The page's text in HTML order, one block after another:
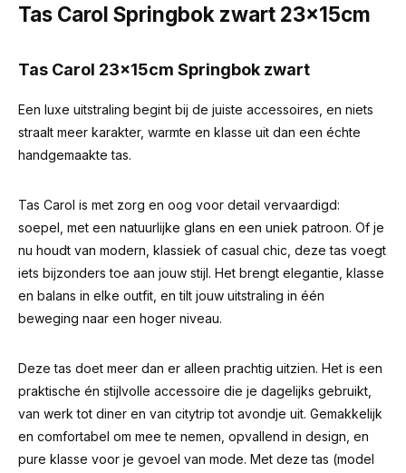
Tas Carol Springbok zwart 23x15cm
Tas Carol 23x15cm Springbok zwart
Een luxe uitstraling begint bij de juiste accessoires, en niets
straalt meer karakter, warmte en klasse uit dan een échte
handgemaakte tas.
Tas Carol is met zorg en oog voor detail vervaardigd:
soepel, met een natuurlijke glans en een uniek patroon. Of je
nu houdt van modern, klassiek of casual chic, deze tas voegt
iets bijzonders toe aan jouw stijl. Het brengt elegantie, klasse
en balans in elke outfit, en tilt jouw uitstraling in één
beweging naar een hoger niveau.
Deze tas doet meer dan er alleen prachtig uitzien. Het is een
praktische én stijlvolle accessoire die je dagelijks gebruikt,
van werk tot diner en van citytrip tot avondje uit. Gemakkelijk
en comfortabel om mee te nemen, opvallend in design, en
pure klasse voor je gevoel van mode. Met deze tas (model